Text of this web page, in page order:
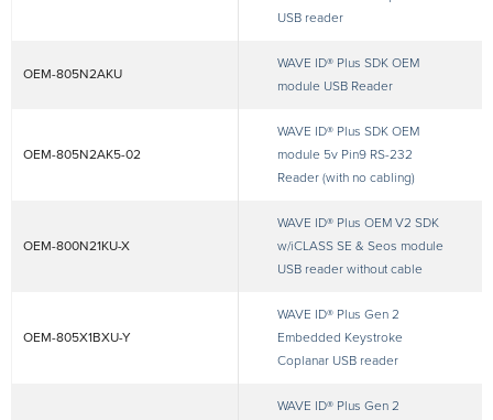
USB reader
OEM-805N2AKU
WAVE ID® Plus SDK OEM
module USB Reader
OEM-805N2AK5-02
WAVE ID® Plus SDK OEM
module 5v Pin9 RS-232
Reader (with no cabling)
OEM-800N21KU-X
WAVE ID® Plus OEM V2 SDK
w/iCLASS SE & Seos module
USB reader without cable
OEM-805X1BXU-Y
WAVE ID® Plus Gen 2
Embedded Keystroke
Coplanar USB reader
WAVE ID® Plus Gen 2